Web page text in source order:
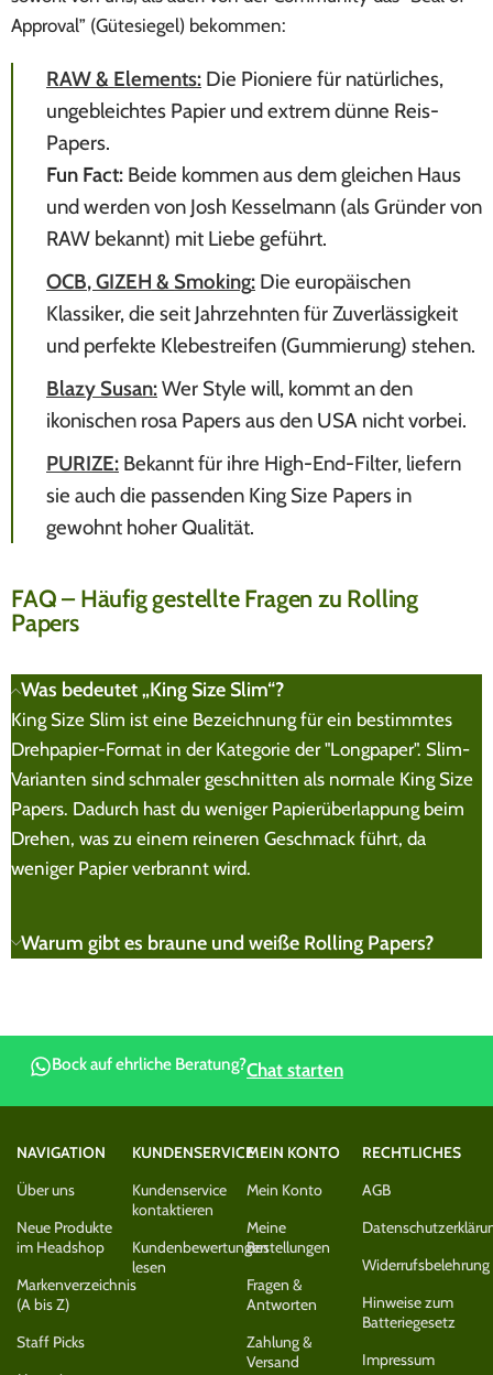
Approval” (Gütesiegel) bekommen:
RAW& Elements: Die Pioniere für natürliches,
ungebleichtes Papier und extrem dünne Reis-
Papers.
Fun Fact: Beide kommen aus dem gleichen Haus
und werden von Josh Kesselmann (als Gründer von
RAW bekannt) mit Liebe geführt.
OCB,GIZEH & Smoking: Die europäischen
Klassiker, die seit Jahrzehnten für Zuverlässigkeit
und perfekte Klebestreifen (Gummierung) stehen.
Blazy Susan:Wer Style will, kommt an den
ikonischen rosa Papers aus den USA nicht vorbei.
PURIZE: Bekannt für ihre High-End-Filter, liefern
sie auch die passenden King Size Papers in
gewohnt hoher Qualität.
FAQ – Häufig gestellte Fragen zu Rolling
Papers
Was bedeutet „King Size Slim“?
King Size Slim ist eine Bezeichnung für ein bestimmtes
Drehpapier-Format in der Kategorie der "Longpaper". Slim-
Varianten sind schmaler geschnitten als normale King Size
Papers. Dadurch hast du weniger Papierüberlappung beim
Drehen, was zu einem reineren Geschmack führt, da
weniger Papier verbrannt wird.
Warum gibt es braune und weiße Rolling Papers?
Bock auf ehrliche Beratung?Chat starten
NAVIGATION
Über uns
Neue Produkte
im Headshop
Markenverzeichnis
(A bis Z)
Staff Picks
KUNDENSERVICE
Kundenservice
kontaktieren
Kundenbewertungen
lesen
MEIN KONTO
Mein Konto
Meine
Bestellungen
Fragen &
Antworten
Zahlung &
Versand
RECHTLICHES
AGB
Widerrufsbelehrung
Hinweise zum
Batteriegesetz
Impressum